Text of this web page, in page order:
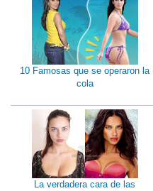
10 Famosas que se operaron la
cola
La verdadera cara de las